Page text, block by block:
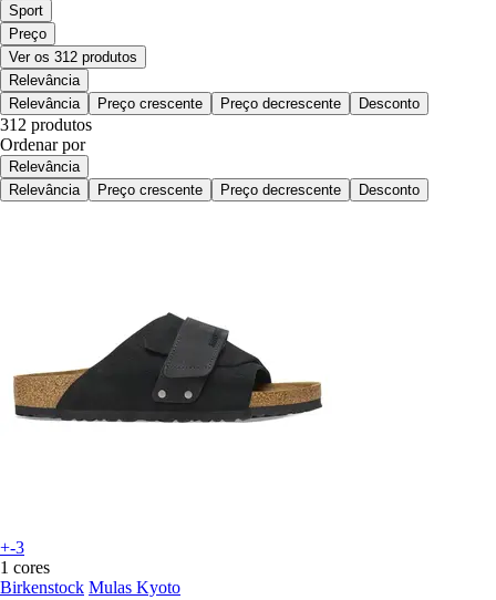
Sport
Preço
Ver os 312 produtos
Relevância
Relevância
Preço crescente Preço decrescente Desconto
312 produtos
Ordenar por
Relevância
Relevância
Preço crescente Preço decrescente Desconto
+-3
1 cores
Birkenstock Mulas Kyoto